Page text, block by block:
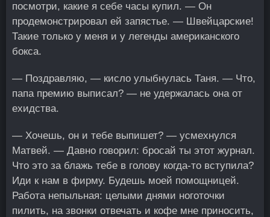
посмотри, какие я себе часы купил. — Он
продемонстрировал ей запястье. — Швейцарские!
Такие только у меня и у легенды американского
бокса.
— Поздравляю, — кисло улыбнулась Таня. — Что,
папа премию выписал? — не удержалась она от
ехидства.
— Хочешь, он и тебе выпишет? — усмехнулся
Матвей. — Давно говорил: бросай ты этот журнал.
Что это за блажь тебе в голову когда-то вступила?
Иди к нам в фирму. Будешь моей помощницей.
Работа непыльная: целыми днями ноготочки
пилить, на звонки отвечать и кофе мне приносить,